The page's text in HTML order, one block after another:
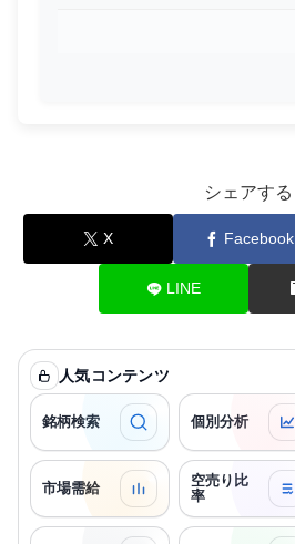
シェアする
X Facebook
LINE
人気コンテンツ
銘柄検索 個別分析
市場需給
空売り比
率